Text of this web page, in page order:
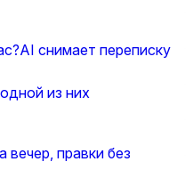
AI снимает переписку
из них
вечер, правки без